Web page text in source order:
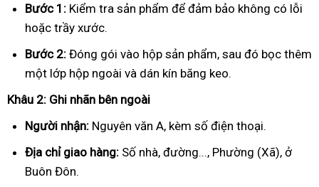
Bước 1: Kiểm tra sản phẩm để đảm bảo không có lỗi
hoặc trầy xước.
Bước 2: Đóng gói vào hộp sản phẩm, sau đó bọc thêm
một lớp hộp ngoài và dán kín băng keo.
Khâu 2: Ghi nhãn bên ngoài
Người nhận: Nguyên văn A, kèm số điện thoại.
Địa chỉ giao hàng: Số nhà, đường..., Phường (Xã), ở
Buôn Đôn.